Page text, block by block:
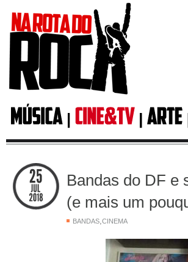
Bandas do DF e
(e mais um
BANDAS,CINEMA